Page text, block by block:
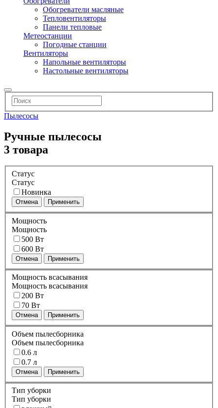
Обогреватели масляные
Тепловентиляторы
Панели тепловые
Метеостанции
Погодные станции
Вентиляторы
Напольные вентиляторы
Настольные вентиляторы
Пылесосы
Ручные пылесосы
3 товара
Статус
Статус
Новинка
Отмена Применить
Мощность
Мощность
500 Вт
600 Вт
Отмена Применить
Мощность всасывания
Мощность всасывания
200 Вт
70 Вт
Отмена Применить
Объем пылесборника
Объем пылесборника
0.6 л
0.7 л
Отмена Применить
Тип уборки
Тип уборки